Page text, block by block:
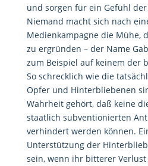
und sorgen für ein Gefühl
Niemand macht sich nach
Medienkampagne die Mühe,
zu ergründen – der Name
zum Beispiel auf keinem der
So schrecklich wie die
Opfer und Hinterbliebenen
Wahrheit gehört, daß keine
staatlich subventionierten
verhindert werden können.
Unterstützung der
sein, wenn ihr bitterer